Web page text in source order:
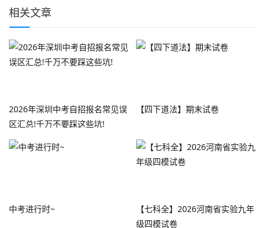
相关文章
2026年深圳中考自招报名常见误
区汇总!千万不要踩这些坑!
【四下道法】期末试卷
中考进行时~
【七科全】2026河南省实验九年
级四模试卷